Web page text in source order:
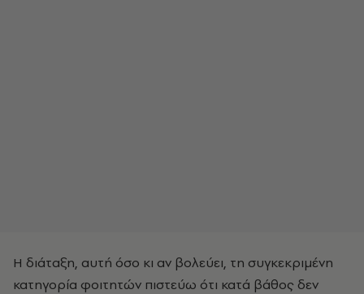
Η διάταξη, αυτή όσο κι αν βολεύει, τη συγκεκριμένη
κατηγορία φοιτητών πιστεύω ότι κατά βάθος δεν